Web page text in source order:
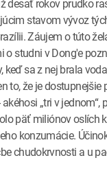
desať rokov prudko
stavom vývoz
Záujem o túto
studni v Dong'e
sa z nej brala
že je dostupnejšie
„tri v
päť miliónov oslích
konzumácie.
chudokrvnosti a u